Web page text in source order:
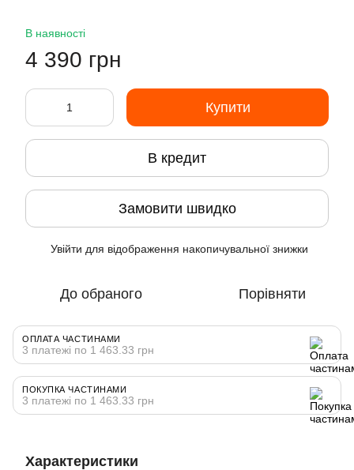
В наявності
4 390 грн
Купити
В кредит
Замовити швидко
Увійти для відображення накопичувальної знижки
До обраного Порівняти
ОПЛАТА ЧАСТИНАМИ
3 платежі по 1 463.33 грн
ПОКУПКА ЧАСТИНАМИ
3 платежі по 1 463.33 грн
Характеристики